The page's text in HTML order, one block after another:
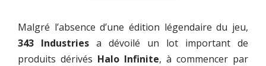
Malgré l’absence d’une édition légendaire du jeu,
343 Industries a dévoilé un lot important de
produits dérivés Halo Infinite, à commencer par